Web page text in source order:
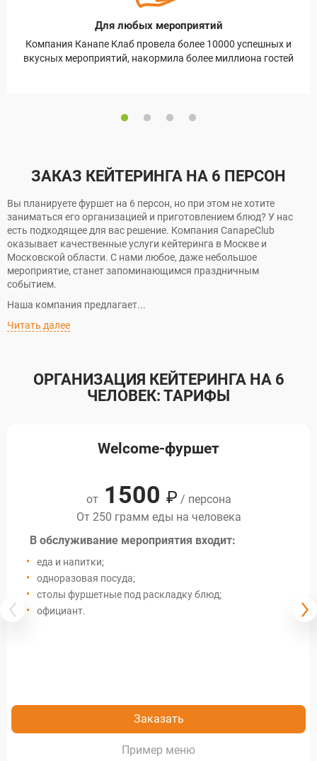
Для любых мероприятий
Компания Канапе Клаб провела более 10000 успешных и
вкусных мероприятий, накормила более миллиона гостей
ЗАКАЗ КЕЙТЕРИНГА НА 6 ПЕРСОН
Вы планируете фуршет на 6 персон, но при этом не хотите
заниматься его организацией и приготовлением блюд? У нас
есть подходящее для вас решение. Компания CanapeClub
оказывает качественные услуги кейтеринга в Москве и
Московской области. С нами любое, даже небольшое
мероприятие, станет запоминающимся праздничным
событием.
Наша компания предлагает...
Читать далее
ОРГАНИЗАЦИЯ КЕЙТЕРИНГА НА 6
ЧЕЛОВЕК: ТАРИФЫ
Welcome-фуршет
от 1500 ₽ / персона
От 250 грамм еды на человека
В обслуживание мероприятия входит:
еда и напитки;
одноразовая посуда;
столы фуршетные под раскладку блюд;
официант.
Заказать
меню